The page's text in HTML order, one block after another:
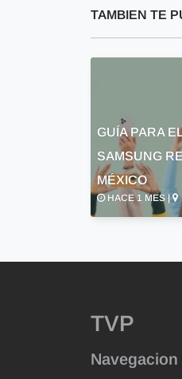
TAMBIEN TE
GUÍA PARA
SAMSUNG
MÉXICO
HACE 1 MES |
TVP